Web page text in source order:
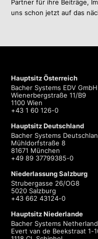
Partner für ihre Beiträge,
uns schon jetzt auf das
Hauptsitz Österreich
Bacher Systems EDV GmbH
Wienerbergstraße 11/B9
1100 Wien
+43 1 60 126-0
Hauptsitz Deutschland
Bacher Systems
Mühldorfstraße 8
81671 München
+49 89 37799385-0
Niederlassung Salzburg
Strubergasse 26/OG8
5020 Salzburg
+43 662 43124-0
Hauptsitz Niederlande
Bacher Systems
Evert van de Beekstraat 1-